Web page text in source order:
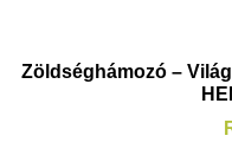
Zöldséghámozó –